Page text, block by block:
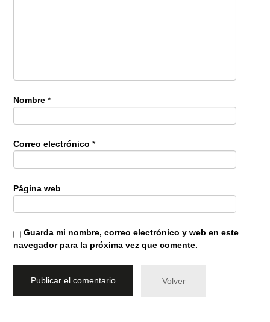
Nombre *
Correo electrónico *
Página web
Guarda mi nombre, correo electrónico y web en este
navegador para la próxima vez que comente.
Volver